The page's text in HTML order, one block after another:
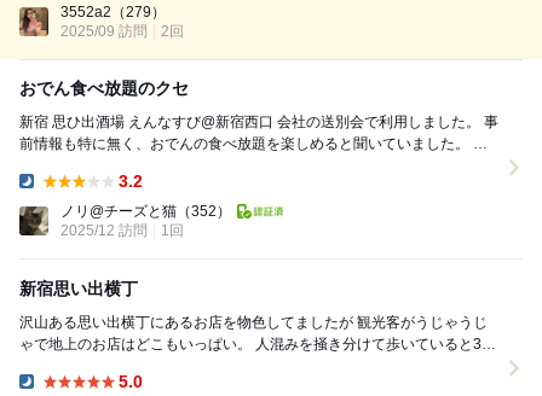
せん！ 店員さんも最後ちゃんとエレベーター前に見送りに来てくれまし
た！あまりに美味しかったので、感想伝えれて良かったです! ...
3552a2 （279）
2025/09 訪問
2回
おでん食べ放題のクセ
新宿 思ひ出酒場 えんなすび@新宿西口 会社の送別会で利用しました。 事
前情報も特に無く、おでんの食べ放題を楽しめると聞いていました。 場
3.2
ノリ@チーズと猫 （352）
2025/12 訪問
1回
新宿思い出横丁
沢山ある思い出横丁にあるお店を物色してましたが 観光客がうじゃうじ
ゃで地上のお店はどこもいっぱい。 人混みを掻き分けて歩いていると3階
5.0